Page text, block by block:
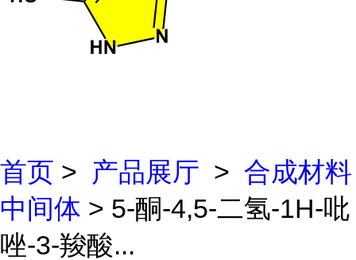
首页 > 产品展厅 > 合成材料
中间体 > 5-酮-4,5-二氢-1H-吡
唑-3-羧酸...